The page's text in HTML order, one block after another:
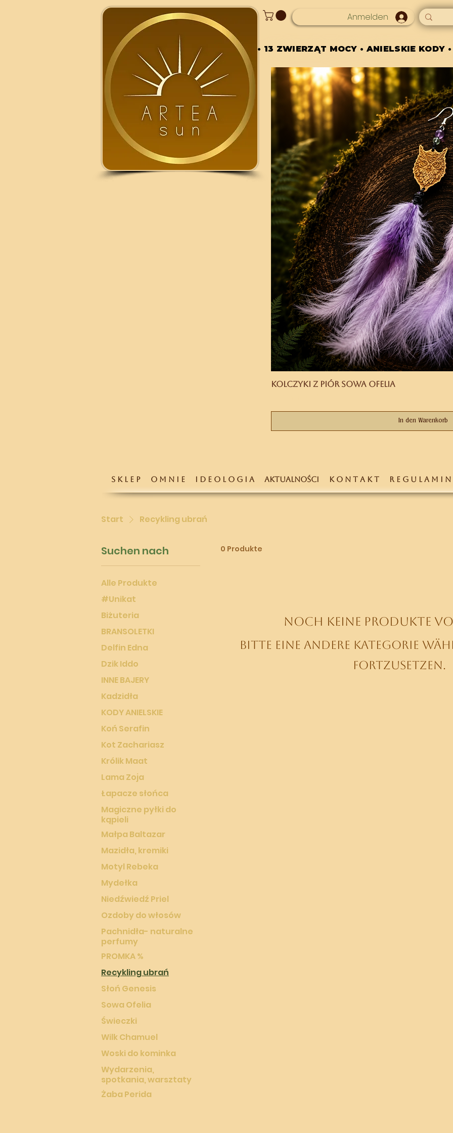
Anmelden
• 13 ZWIERZĄT MOCY • ANIELSKIE KODY
• 13 ZWIERZĄT MOCY • ANIELSKIE KODY
Kolczyki z piór Sowa Ofelia
In den Warenkorb
S K L E P O M N I E I D E O L O G I A AKTUALNOŚCI K O N T A K T R E G U L A M I N
Start Recykling ubrań
Suchen nach
Alle Produkte
#Unikat
Biżuteria
BRANSOLETKI
Delfin Edna
Dzik Iddo
INNE BAJERY
Kadzidła
KODY ANIELSKIE
Koń Serafin
Kot Zachariasz
Królik Maat
Lama Zoja
Łapacze słońca
Magiczne pyłki do
kąpieli
Małpa Baltazar
Mazidła, kremiki
Motyl Rebeka
Mydełka
Niedźwiedź Priel
Ozdoby do włosów
Pachnidła- naturalne
perfumy
PROMKA %
Recykling ubrań
Słoń Genesis
Sowa Ofelia
Świeczki
Wilk Chamuel
Woski do kominka
Wydarzenia,
spotkania, warsztaty
Żaba Perida
0 Produkte
Noch keine Produkte
Bitte eine andere Kategorie
fortzusetzen.